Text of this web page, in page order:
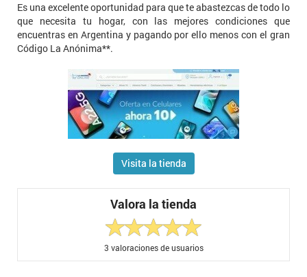
Es una excelente oportunidad para que te abastezcas de todo lo
que necesita tu hogar, con las mejores condiciones que
encuentras en Argentina y pagando por ello menos con el gran
Código La Anónima**.
Visita la tienda
Valora la tienda
3 valoraciones de usuarios